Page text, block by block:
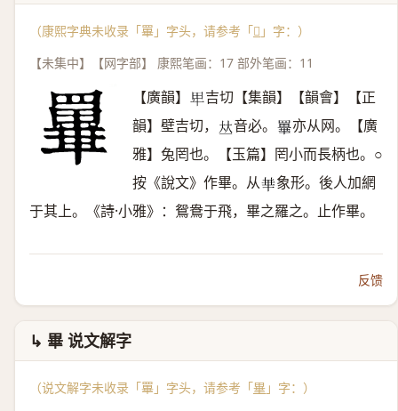
（康熙字典未收录「罼」字头，请参考「𦌂 」字：）
【未集中】【网字部】 康熙笔画：17 部外笔画：11
【廣韻】 𤰞 吉切【集韻】【韻會】【正
韻】壁吉切， 𠀤音必。 𦌂 亦从网。【廣
雅】兔罔也。【玉篇】罔小而長柄也。○
按《說文》作畢。从𠦒 象形。後人加網
于其上。《詩·小雅》：鴛鴦于飛，畢之羅之。止作畢。
反馈
↳ 畢 说文解字
（说文解字未收录「罼」字头，请参考「畢 」字：）